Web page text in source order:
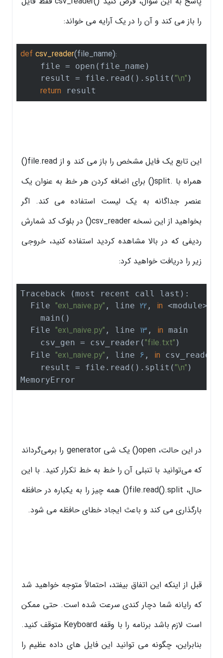
را باز می کند و آن را در یک آرایه می خواند:
def csv_reader(file_name):
    file = open(file_name)
    result = file.read().split(
"\n" )
return result
این تابع یک فایل مشخص را باز می کند و از file.read()
همراه با .split() برای اضافه کردن هر خط به عنوان یک
عنصر جداگانه به یک لیست استفاده می کند. اگر
بخواهید از این نسخه csv_reader() در بلوک کد شمارش
ردیفی که در بالا مشاهده کردید استفاده کنید، خروجی
زیر را دریافت خواهید کرد:
Traceback (most recent call last):
  File
"ex1_naive.py" , line 22 , in <module>
    main()
  File
"ex1_naive.py" , line 13 , in main
    csv_gen = csv_reader(
"file.txt" )
  File
"ex1_naive.py" , line 6 , in csv_reader
    result = file.read().split(
"\n" )
MemoryError
در این حالت، open() یک شی generator را برمی‌گرداند
که می‌توانید با تنبلی آن را خط به خط تکرار کنید. با این
حال، file.read().split() همه چیز را به یکباره در حافظه
بارگذاری می کند و باعث ایجاد خطای حافظه می شود.
قبل از اینکه این اتفاق بیفتد، احتمالاً متوجه خواهید شد
که رایانه شما دچار کندی سرعت شده است. حتی ممکن
است لازم باشد برنامه را با وقفه Keyboard متوقف کنید.
بنابراین، چگونه می توانید این فایل های داده عظیم را